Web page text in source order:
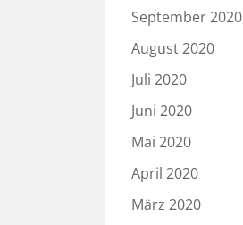
September 2020
August 2020
Juli 2020
Juni 2020
Mai 2020
April 2020
März 2020